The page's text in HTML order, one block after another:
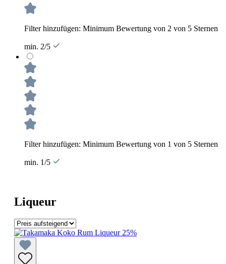
Filter hinzufügen: Minimum Bewertung von 2 von 5 Sternen
min. 2/5
Filter hinzufügen: Minimum Bewertung von 1 von 5 Sternen
min. 1/5
Liqueur